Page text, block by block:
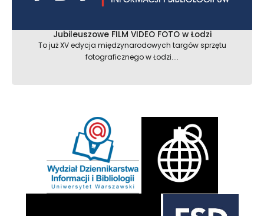
Jubileuszowe FILM VIDEO FOTO w Łodzi
To już XV edycja międzynarodowych targów sprzętu
fotograficznego w Łodzi....